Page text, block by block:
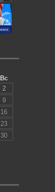
Вс
2
9
16
23
30